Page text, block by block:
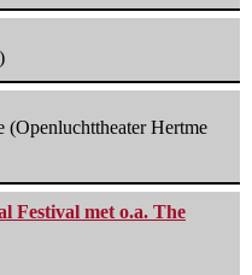
(Openluchttheater Hertme
Festival met o.a. The